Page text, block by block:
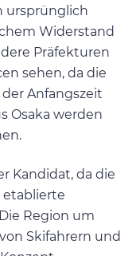
ursprünglich
Widerstand
Präfekturen
sehen, da die
Anfangszeit
Osaka werden
Kandidat, da die
etablierte
Region um
Skifahrern und